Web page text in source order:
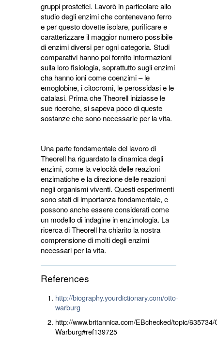
gruppi prostetici. Lavorò in particolare allo
studio degli enzimi che contenevano ferro
e per questo dovette isolare, purificare e
caratterizzare il maggior numero possibile
di enzimi diversi per ogni categoria. Studi
comparativi hanno poi fornito informazioni
sulla loro fisiologia, soprattutto sugli enzimi
cha hanno ioni come coenzimi – le
emoglobine, i citocromi, le perossidasi e le
catalasi. Prima che Theorell iniziasse le
sue ricerche, si sapeva poco di queste
sostanze che sono necessarie per la vita.
Una parte fondamentale del lavoro di
Theorell ha riguardato la dinamica degli
enzimi, come la velocità delle reazioni
enzimatiche e la direzione delle reazioni
negli organismi viventi. Questi esperimenti
sono stati di importanza fondamentale, e
possono anche essere considerati come
un modello di indagine in enzimologia. La
ricerca di Theorell ha chiarito la nostra
comprensione di molti degli enzimi
necessari per la vita.
References
http://biography.yourdictionary.com/otto-
warburg
http://www.britannica.com/EBchecked/topic/635734/
Warburg#ref139725